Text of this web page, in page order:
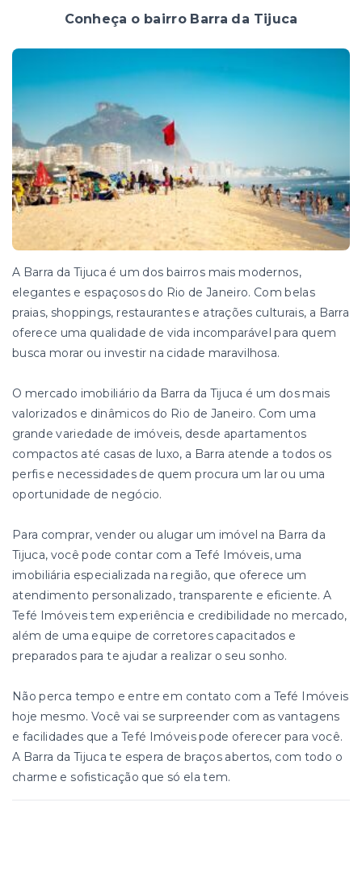
Conheça o bairro Barra da Tijuca
A Barra da Tijuca é um dos bairros mais modernos,
elegantes e espaçosos do Rio de Janeiro. Com belas
praias, shoppings, restaurantes e atrações culturais, a Barra
oferece uma qualidade de vida incomparável para quem
busca morar ou investir na cidade maravilhosa.
O mercado imobiliário da Barra da Tijuca é um dos mais
valorizados e dinâmicos do Rio de Janeiro. Com uma
grande variedade de imóveis, desde apartamentos
compactos até casas de luxo, a Barra atende a todos os
perfis e necessidades de quem procura um lar ou uma
oportunidade de negócio.
Para comprar, vender ou alugar um imóvel na Barra da
Tijuca, você pode contar com a Tefé Imóveis, uma
imobiliária especializada na região, que oferece um
atendimento personalizado, transparente e eficiente. A
Tefé Imóveis tem experiência e credibilidade no mercado,
além de uma equipe de corretores capacitados e
preparados para te ajudar a realizar o seu sonho.
Não perca tempo e entre em contato com a Tefé Imóveis
hoje mesmo. Você vai se surpreender com as vantagens
e facilidades que a Tefé Imóveis pode oferecer para você.
A Barra da Tijuca te espera de braços abertos, com todo o
charme e sofisticação que só ela tem.